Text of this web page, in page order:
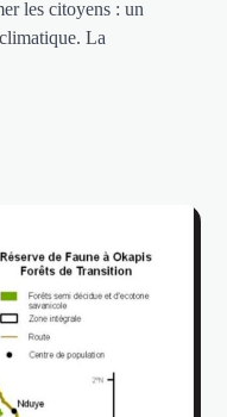
les citoyens : un
La